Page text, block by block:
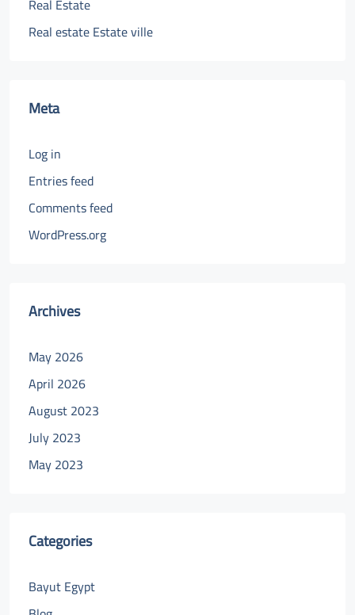
Real Estate
Real estate Estate ville
Meta
Log in
Entries feed
Comments feed
WordPress.org
Archives
May 2026
April 2026
August 2023
July 2023
May 2023
Categories
Bayut Egypt